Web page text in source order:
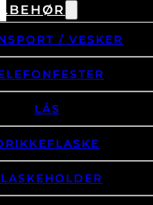
/ VESKER
LÅS